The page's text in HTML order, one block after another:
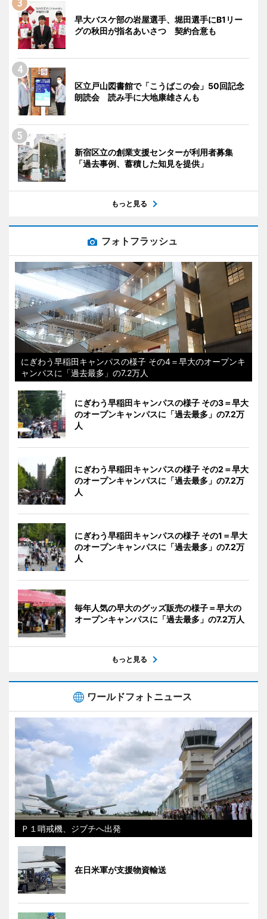
早大バスケ部の岩屋選手、堀田選手にB1リー
グの秋田が指名あいさつ 契約合意も
区立戸山図書館で「こうばこの会」50回記念
朗読会 読み手に大地康雄さんも
新宿区立の創業支援センターが利用者募集
「過去事例、蓄積した知見を提供」
もっと見る
フォトフラッシュ
にぎわう早稲田キャンパスの様子 その4＝早大のオープンキ
ャンパスに「過去最多」の7.2万人
にぎわう早稲田キャンパスの様子 その3＝早大
のオープンキャンパスに「過去最多」の7.2万
人
にぎわう早稲田キャンパスの様子 その2＝早大
のオープンキャンパスに「過去最多」の7.2万
人
にぎわう早稲田キャンパスの様子 その1＝早大
のオープンキャンパスに「過去最多」の7.2万
人
毎年人気の早大のグッズ販売の様子＝早大の
オープンキャンパスに「過去最多」の7.2万人
もっと見る
ワールドフォトニュース
Ｐ１哨戒機、ジブチへ出発
在日米軍が支援物資輸送